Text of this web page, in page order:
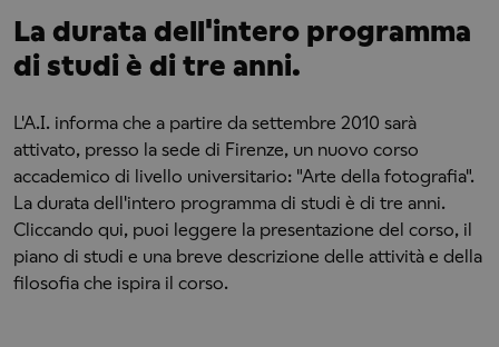
La durata dell'intero programma
di studi è di tre anni.
L'A.I. informa che a partire da settembre 2010 sarà
attivato, presso la sede di Firenze, un nuovo corso
accademico di livello universitario: "Arte della fotografia".
La durata dell'intero programma di studi è di tre anni.
Cliccando qui, puoi leggere la presentazione del corso, il
piano di studi e una breve descrizione delle attività e della
filosofia che ispira il corso.